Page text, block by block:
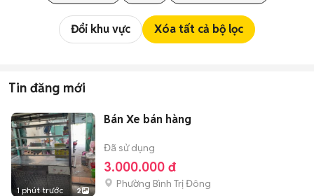
Đổi khu vực Xóa tất cả bộ lọc
Tin đăng mới
1 phút trước 2
Bán Xe bán hàng
Đã sử dụng
3.000.000 đ
Phường Bình Trị Đông